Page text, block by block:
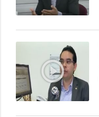
play_circle_outline